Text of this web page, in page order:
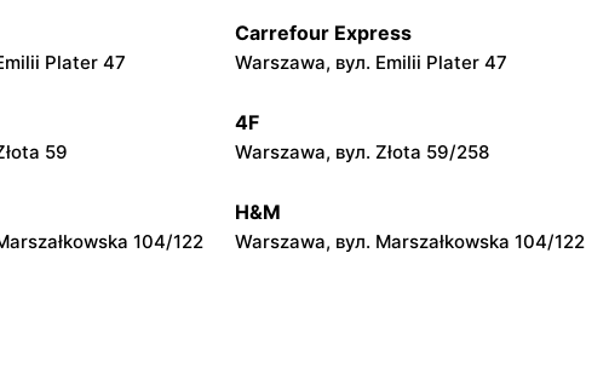
Żabka
Żabka
Plater 47
Carrefour Express
Warszawa, вул. Emilii Plater 47
59
4F
Warszawa, вул. Złota 59/258
104/122
H&M
Warszawa, вул. Marszałkowska 104/122